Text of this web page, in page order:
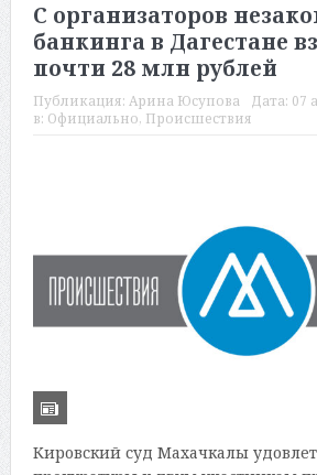
С организаторов
банкинга в Дагестане
почти 28 млн рублей
Публикация: Арина Юсупова Дата: 07
в: Официально, Происшествия
Кировский суд Махачкалы